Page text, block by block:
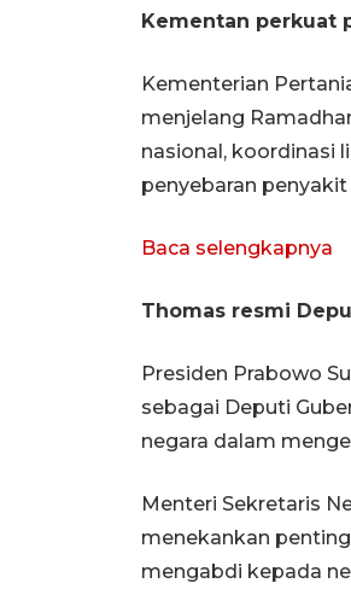
Kementan perkuat
Kementerian
menjelang
nasional, koordinasi
penyebaran
Baca selengkapnya
Thomas resmi
Presiden Prabowo
sebagai Deputi
negara dalam
Menteri Sekretaris
menekankan
mengabdi kepada